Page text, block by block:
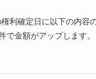
利確定日に以下の内容
で金額がアップします。